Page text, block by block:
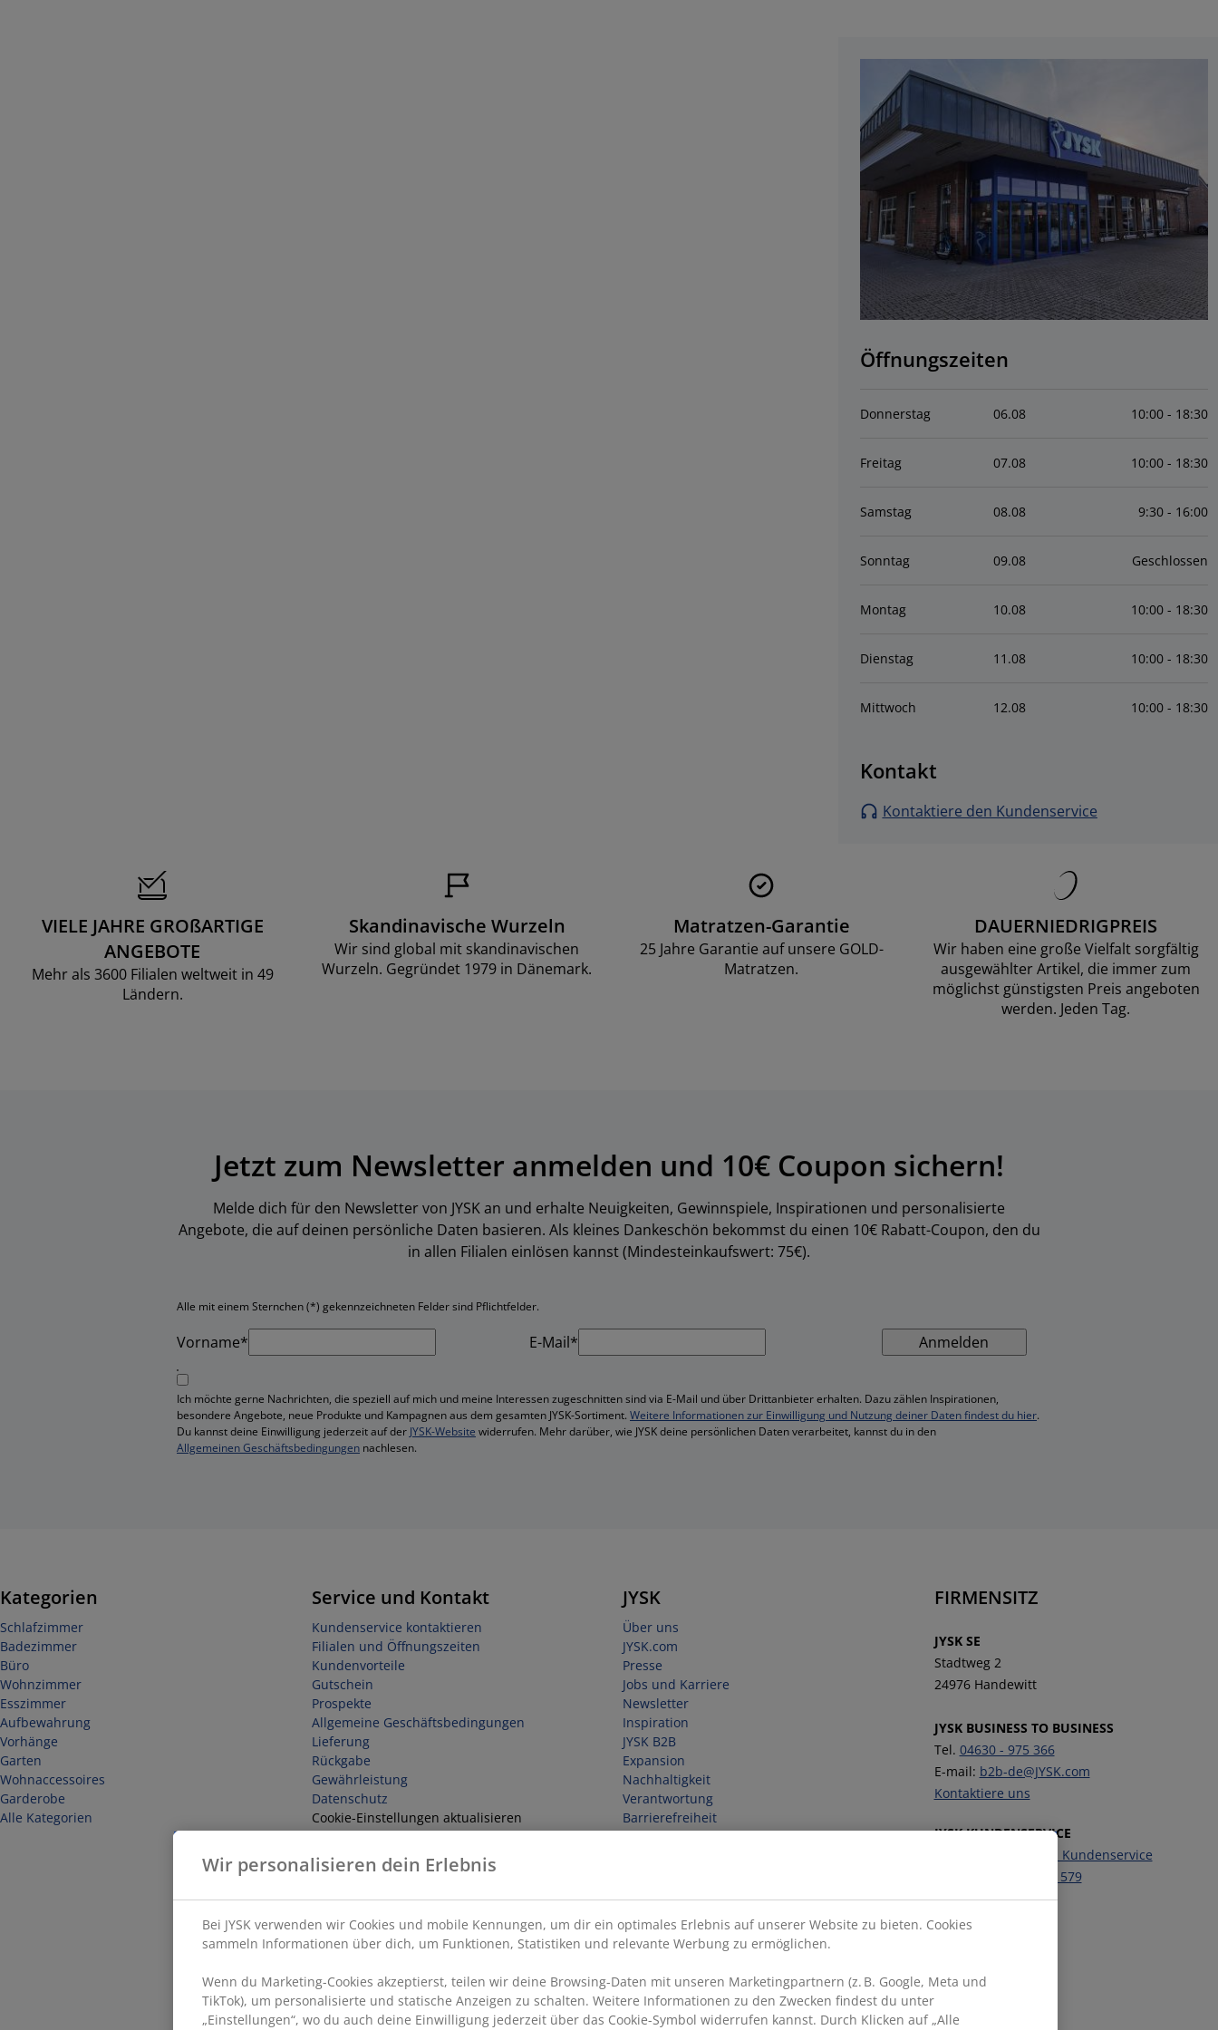
Öffnungszeiten
Donnerstag 06.08 10:00 - 18:30
Freitag 07.08 10:00 - 18:30
Samstag 08.08 9:30 - 16:00
Sonntag 09.08 Geschlossen
Montag 10.08 10:00 - 18:30
Dienstag 11 .08 10:00 - 18:30
Mittwoch 12.08 10:00 - 18:30
Kontakt
Kontaktiere den Kundenservice
VIELE JAHRE GROßARTIGE
ANGEBOTE
Mehr als 3600 Filialen weltweit in 49
Ländern.
Skandinavische Wurzeln
Wir sind global mit skandinavischen
Wurzeln. Gegründet 1979 in Dänemark.
Matratzen-Garantie
25 Jahre Garantie auf unsere GOLD-
Matratzen.
DAUERNIEDRIGPREIS
Wir haben eine große Vielfalt sorgfältig
ausgewählter Artikel, die immer zum
möglichst günstigsten Preis angeboten
werden. Jeden Tag.
Jetzt zum Newsletter anmelden und 10€ Coupon sichern!
Melde dich für den Newsletter von JYSK an und erhalte Neuigkeiten, Gewinnspiele, Inspirationen und personalisierte
Angebote, die auf deinen persönliche Daten basieren. Als kleines Dankeschön bekommst du einen 10€ Rabatt-Coupon, den du
in allen Filialen einlösen kannst (Mindesteinkaufswert: 75€).
Alle mit einem Sternchen (*) gekennzeichneten Felder sind Pflichtfelder.
Vorname* E-Mail* Anmelden
Ich möchte gerne Nachrichten, die speziell auf mich und meine Interessen zugeschnitten sind via E-Mail und über Drittanbieter erhalten. Dazu zählen Inspirationen,
besondere Angebote, neue Produkte und Kampagnen aus dem gesamten JYSK-Sortiment. Weitere Informationen zur Einwilligung und Nutzung deiner Daten findest du hier.
Du kannst deine Einwilligung jederzeit auf der JYSK-Website widerrufen. Mehr darüber, wie JYSK deine persönlichen Daten verarbeitet, kannst du in den
Allgemeinen Geschäftsbedingungen nachlesen.
Kategorien
Schlafzimmer
Badezimmer
Büro
Wohnzimmer
Esszimmer
Aufbewahrung
Vorhänge
Garten
Wohnaccessoires
Garderobe
Alle Kategorien
Service und Kontakt
Kundenservice kontaktieren
Filialen und Öffnungszeiten
Kundenvorteile
Gutschein
Prospekte
Allgemeine Geschäftsbedingungen
Lieferung
Rückgabe
Gewährleistung
Datenschutz
Cookie-Einstellungen aktualisieren
Impressum
Vertrag widerrufen
JYSK
Über uns
JYSK.com
Presse
Jobs und Karriere
Newsletter
Inspiration
JYSK B2B
Expansion
Nachhaltigkeit
Verantwortung
Barrierefreiheit
FIRMENSITZ
JYSK SE
Stadtweg 2
24976 Handewitt
JYSK BUSINESS TO BUSINESS
Tel. 04630 - 975 366
E-mail: b2b-de@JYSK.com
Kontaktiere uns
JYSK KUNDENSERVICE
Kontaktiere unseren Kundenservice
04630 - 975 579
Folge JYSK
Wir personalisieren dein Erlebnis
Bei JYSK verwenden wir Cookies und mobile Kennungen, um dir ein optimales Erlebnis auf unserer Website zu bieten. Cookies
sammeln Informationen über dich, um Funktionen, Statistiken und relevante Werbung zu ermöglichen.
Wenn du Marketing-Cookies akzeptierst, teilen wir deine Browsing-Daten mit unseren Marketingpartnern (z. B. Google, Meta und
TikTok), um personalisierte und statische Anzeigen zu schalten. Weitere Informationen zu den Zwecken findest du unter
„Einstellungen“, wo du auch deine Einwilligung jederzeit über das Cookie-Symbol widerrufen kannst. Durch Klicken auf „Alle